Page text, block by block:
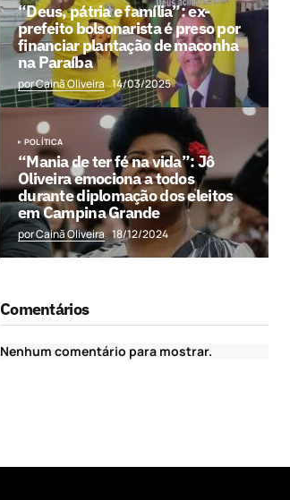
“Deus, pátria e família”: ex-
prefeito bolsonarista é preso por
financiar plantação de maconha
na Paraíba
por Cainã Oliveira 14/03/2025
POLÍTICA
“Mania de ter fé na vida”: Jô
Oliveira emociona a todos
durante diplomação dos eleitos
em Campina Grande
por Cainã Oliveira 18/12/2024
Comentários
Nenhum comentário para mostrar.